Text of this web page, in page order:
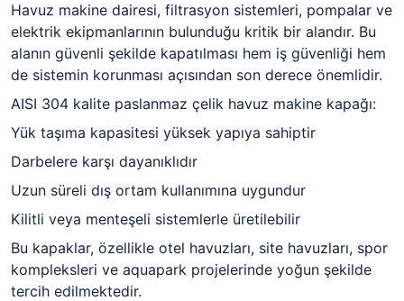
Havuz makine dairesi, filtrasyon sistemleri, pompalar ve
elektrik ekipmanlarının bulunduğu kritik bir alandır. Bu
alanın güvenli şekilde kapatılması hem iş güvenliği hem
de sistemin korunması açısından son derece önemlidir.
AISI 304 kalite paslanmaz çelik havuz makine kapağı:
Yük taşıma kapasitesi yüksek yapıya sahiptir
Darbelere karşı dayanıklıdır
Uzun süreli dış ortam kullanımına uygundur
Kilitli veya menteşeli sistemlerle üretilebilir
Bu kapaklar, özellikle otel havuzları, site havuzları, spor
kompleksleri ve aquapark projelerinde yoğun şekilde
tercih edilmektedir.